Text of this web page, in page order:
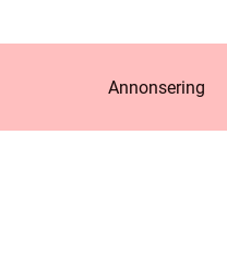
Annonsering